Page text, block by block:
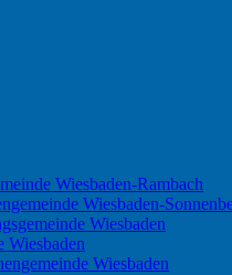
Wiesbaden-Rambach
Wiesbaden-
Wiesbaden
Wiesbaden
Wiesbaden